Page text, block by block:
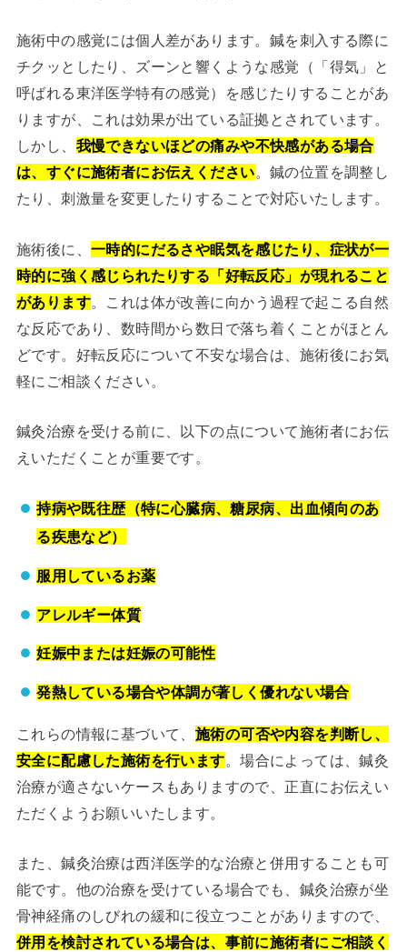
施術中の感覚には個人差があります。鍼を刺入する際に
チクッとしたり、ズーンと響くような感覚（「得気」と
呼ばれる東洋医学特有の感覚）を感じたりすることがあ
りますが、これは効果が出ている証拠とされています。
しかし、 我慢できないほどの痛みや不快感がある場合
は、すぐに施術者にお伝えください。鍼の位置を調整し
たり、刺激量を変更したりすることで対応いたします。
施術後に、 一時的にだるさや眠気を感じたり、症状が一
時的に強く感じられたりする「好転反応」が現れること
があります。これは体が改善に向かう過程で起こる自然
な反応であり、数時間から数日で落ち着くことがほとん
どです。好転反応について不安な場合は、施術後にお気
軽にご相談ください。
鍼灸治療を受ける前に、以下の点について施術者にお伝
えいただくことが重要です。
持病や既往歴（特に心臓病、糖尿病、出血傾向のあ
る疾患など）
服用しているお薬
アレルギー体質
妊娠中または妊娠の可能性
発熱している場合や体調が著しく優れない場合
これらの情報に基づいて、 施術の可否や内容を判断し、
安全に配慮した施術を行います。場合によっては、鍼灸
治療が適さないケースもありますので、正直にお伝えい
ただくようお願いいたします。
また、鍼灸治療は西洋医学的な治療と併用することも可
能です。他の治療を受けている場合でも、鍼灸治療が坐
骨神経痛のしびれの緩和に役立つことがありますので、
併用を検討されている場合は、事前に施術者にご相談く